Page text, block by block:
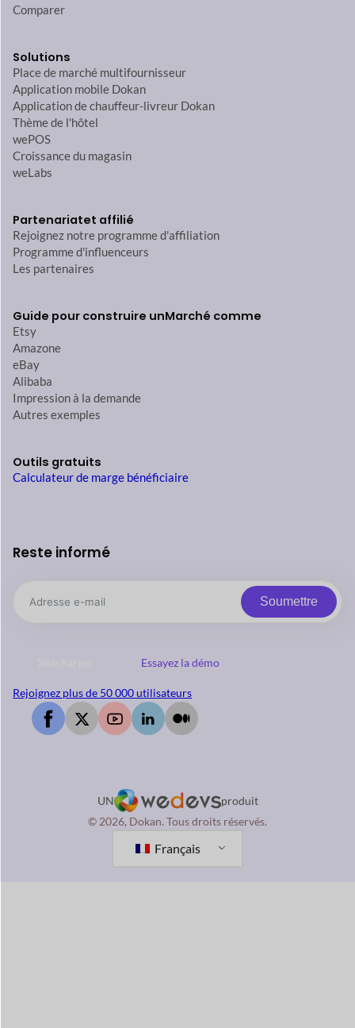
Comparer
Solutions
Place de marché multifournisseur
Application mobile Dokan
Application de chauffeur-livreur Dokan
Thème de l'hôtel
wePOS
Croissance du magasin
weLabs
Partenariatet affilié
Rejoignez notre programme d'affiliation
Programme d'influenceurs
Les partenaires
Guide pour construire unMarché comme
Etsy
Amazone
eBay
Alibaba
Impression à la demande
Autres exemples
Outils gratuits
Calculateur de marge bénéficiaire
Reste informé
Soumettre
Essayez la démo
Rejoignez plus de 50 000 utilisateurs
UN
produit
© 2026, Dokan. Tous droits réservés.
Français